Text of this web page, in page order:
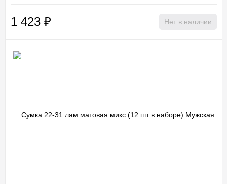
1 423 ₽ Нет в наличии